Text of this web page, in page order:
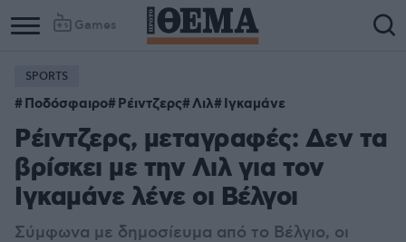
Games
SPORTS
Ποδόσφαιρο Ρέιντζερς Λιλ Ιγκαμάνε
Ρέιντζερς, μεταγραφές: Δεν τα
βρίσκει με την Λιλ για τον
Ιγκαμάνε λένε οι Βέλγοι
Σύμφωνα με δημοσίευμα από το Βέλγιο, οι